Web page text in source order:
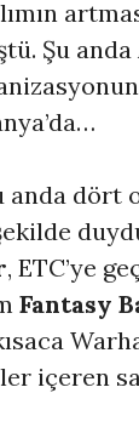
Şu anda
dört
, ETC’ye
Fantasy
içeren